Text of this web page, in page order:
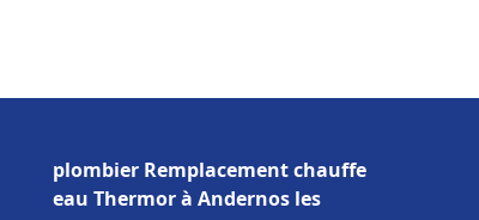
plombier Remplacement chauffe
eau Thermor à Andernos les